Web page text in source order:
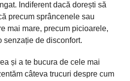
Indiferent dacă dorești să
precum sprâncenele sau
mai mare, precum picioarele,
senzație de disconfort.
și a te bucura de cele mai
câteva trucuri despre cum